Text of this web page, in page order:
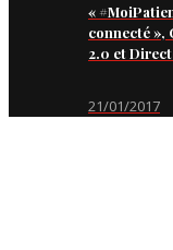
«
connecté »,
2.0 et
21/01/2017